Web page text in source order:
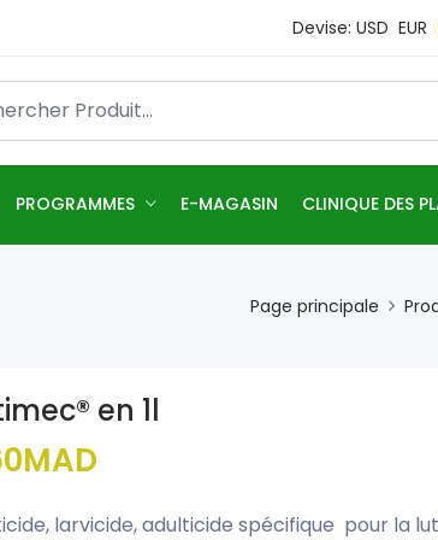
Devise: USD EUR
PROGRAMMES E-MAGASIN CLINIQUE DES
Page principale
en 1l
larvicide, adulticide spécifique pour la